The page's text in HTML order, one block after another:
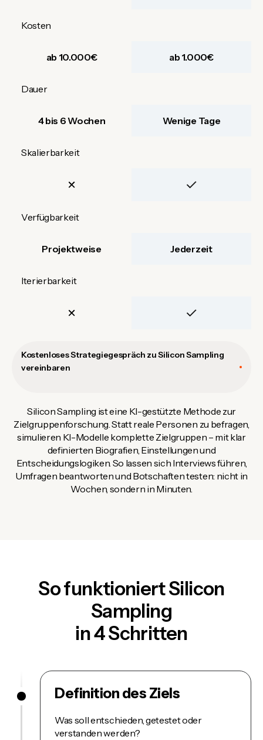
Kosten
ab 10.000€ ab 1.000€
Dauer
4 bis 6 Wochen Wenige Tage
Skalierbarkeit
Verfügbarkeit
Projektweise Jederzeit
Iterierbarkeit
Kostenloses Strategiegespräch zu Silicon Sampling
vereinbaren
Silicon Sampling ist eine KI-gestützte Methode zur
Zielgruppenforschung. Statt reale Personen zu befragen,
simulieren KI-Modelle komplette Zielgruppen – mit klar
definierten Biografien, Einstellungen und
Entscheidungslogiken. So lassen sich Interviews führen,
Umfragen beantworten und Botschaften testen: nicht in
Wochen, sondern in Minuten.
So funktioniert Silicon
Sampling
in 4 Schritten
Definition des Ziels
Was soll entschieden, getestet oder
verstanden werden?